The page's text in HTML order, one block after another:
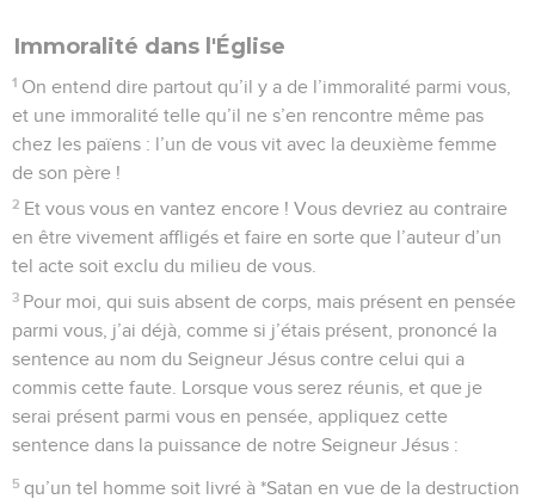
Immoralité dans l'Église
1 On entend dire partout qu’il y a de l’immoralité parmi vous,
et une immoralité telle qu’il ne s’en rencontre même pas
chez les païens : l’un de vous vit avec la deuxième femme
de son père !
2 Et vous vous en vantez encore ! Vous devriez au contraire
en être vivement affligés et faire en sorte que l’auteur d’un
tel acte soit exclu du milieu de vous.
3 Pour moi, qui suis absent de corps, mais présent en pensée
parmi vous, j’ai déjà, comme si j’étais présent, prononcé la
sentence au nom du Seigneur Jésus contre celui qui a
commis cette faute. Lorsque vous serez réunis, et que je
serai présent parmi vous en pensée, appliquez cette
sentence dans la puissance de notre Seigneur Jésus :
5 qu’un tel homme soit livré à *Satan en vue de la destruction